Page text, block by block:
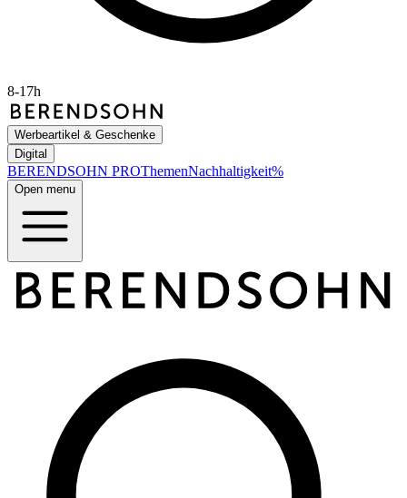
8-17h
Werbeartikel & Geschenke
Digital
BERENDSOHN PROThemenNachhaltigkeit%
Open menu